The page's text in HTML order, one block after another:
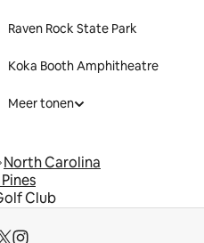
Raven Rock State Park
Koka Booth Amphitheatre
Meer tonen
North Carolina
Club